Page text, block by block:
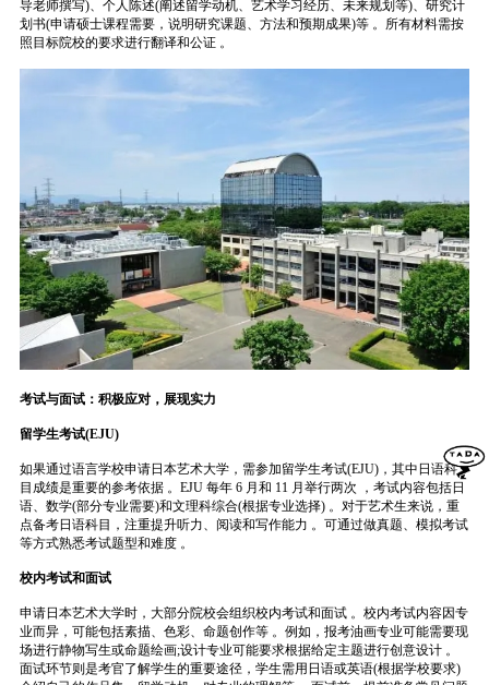
导老师撰写)、个人陈述(阐述留学动机、艺术学习经历、未来规划等)、研究计
划书(申请硕士课程需要，说明研究课题、方法和预期成果)等 。所有材料需按
照目标院校的要求进行翻译和公证 。
考试与面试：积极应对，展现实力
留学生考试(EJU)
如果通过语言学校申请日本艺术大学，需参加留学生考试(EJU)，其中日语科
目成绩是重要的参考依据 。EJU 每年 6 月和 11 月举行两次 ，考试内容包括日
语、数学(部分专业需要)和文理科综合(根据专业选择) 。对于艺术生来说，重
点备考日语科目，注重提升听力、阅读和写作能力 。可通过做真题、模拟考试
等方式熟悉考试题型和难度 。
校内考试和面试
申请日本艺术大学时，大部分院校会组织校内考试和面试 。校内考试内容因专
业而异，可能包括素描、色彩、命题创作等 。例如，报考油画专业可能需要现
场进行静物写生或命题绘画;设计专业可能要求根据给定主题进行创意设计 。
面试环节则是考官了解学生的重要途径，学生需用日语或英语(根据学校要求)